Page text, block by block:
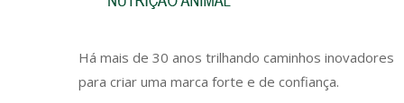
Há mais de 30 anos trilhando caminhos inovadores
para criar uma marca forte e de confiança.